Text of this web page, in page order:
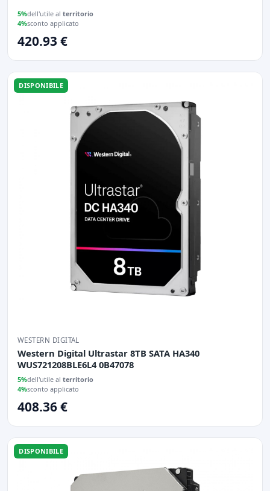
5%dell'utile al territorio
4%sconto applicato
420.93 €
DISPONIBILE
WESTERN DIGITAL
Western Digital Ultrastar 8TB SATA HA340
WUS721208BLE6L4 0B47078
5%dell'utile al territorio
4%sconto applicato
408.36 €
DISPONIBILE